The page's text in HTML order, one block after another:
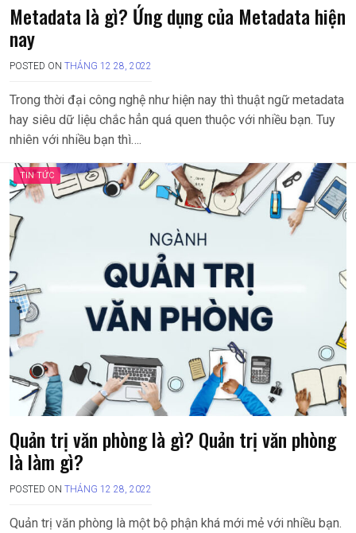
Metadata là gì? Ứng dụng của Metadata hiện
nay
POSTED ON THÁNG 12 28, 2022
Trong thời đại công nghệ như hiện nay thì thuật ngữ metadata
hay siêu dữ liệu chắc hẳn quá quen thuộc với nhiều bạn. Tuy
nhiên với nhiều bạn thì….
TIN TỨC
Quản trị văn phòng là gì? Quản trị văn phòng
là làm gì?
POSTED ON THÁNG 12 28, 2022
Quản trị văn phòng là một bộ phận khá mới mẻ với nhiều bạn.